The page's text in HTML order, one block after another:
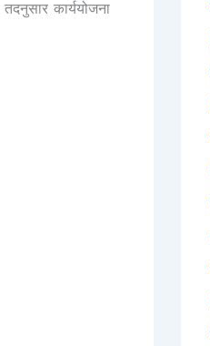
कार्ययोजना